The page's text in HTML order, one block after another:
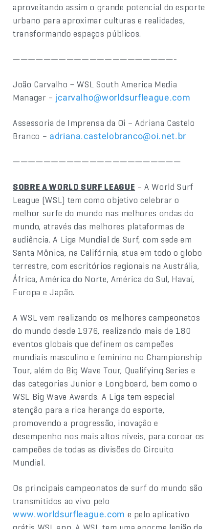
aproveitando assim o grande potencial do esporte
urbano para aproximar culturas e realidades,
transformando espaços públicos.
—————————————————————-
João Carvalho – WSL South America Media
Manager – jcarvalho@worldsurfleague.com
Assessoria de Imprensa da Oi – Adriana Castelo
Branco – adriana.castelobranco@oi.net.br
——————————————————————
SOBRE A WORLD SURF LEAGUE – A World Surf
League (WSL) tem como objetivo celebrar o
melhor surfe do mundo nas melhores ondas do
mundo, através das melhores plataformas de
audiência. A Liga Mundial de Surf, com sede em
Santa Mônica, na Califórnia, atua em todo o globo
terrestre, com escritórios regionais na Austrália,
África, América do Norte, América do Sul, Havaí,
Europa e Japão.
A WSL vem realizando os melhores campeonatos
do mundo desde 1976, realizando mais de 180
eventos globais que definem os campeões
mundiais masculino e feminino no Championship
Tour, além do Big Wave Tour, Qualifying Series e
das categorias Junior e Longboard, bem como o
WSL Big Wave Awards. A Liga tem especial
atenção para a rica herança do esporte,
promovendo a progressão, inovação e
desempenho nos mais altos níveis, para coroar os
campeões de todas as divisões do Circuito
Mundial.
Os principais campeonatos de surf do mundo são
transmitidos ao vivo pelo
www.worldsurfleague.com e pelo aplicativo